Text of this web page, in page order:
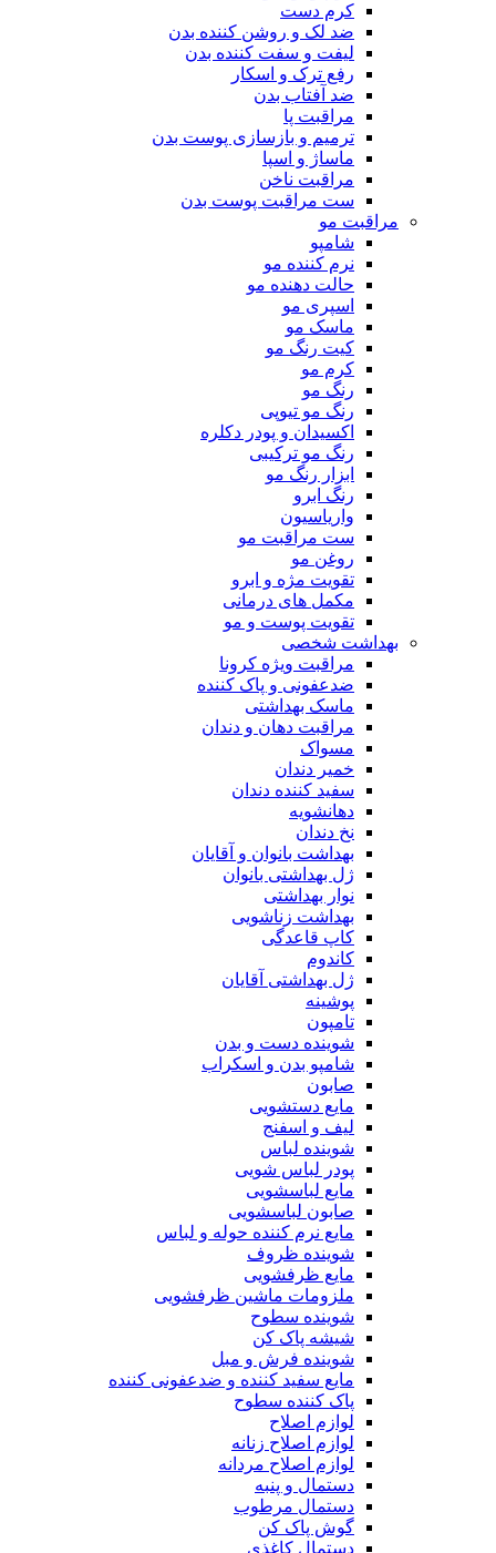
کرم دست
ضد لک و روشن کننده بدن
لیفت و سفت کننده بدن
رفع ترک و اسکار
ضد آفتاب بدن
مراقبت پا
ترمیم و بازسازی پوست بدن
ماساژ و اسپا
مراقبت ناخن
ست مراقبت پوست بدن
مراقبت مو
شامپو
نرم کننده مو
حالت دهنده مو
اسپری مو
ماسک مو
کیت رنگ مو
کرم مو
رنگ مو
رنگ مو تیوپی
اکسیدان و پودر دکلره
رنگ مو ترکیبی
ابزار رنگ مو
رنگ ابرو
واریاسیون
ست مراقبت مو
روغن مو
تقویت مژه و ابرو
مکمل های درمانی
تقویت پوست و مو
بهداشت شخصی
مراقبت ویژه کرونا
ضدعفونی و پاک کننده
ماسک بهداشتی
مراقبت دهان و دندان
مسواک
خمیر دندان
سفید کننده دندان
دهانشویه
نخ دندان
بهداشت بانوان و آقایان
ژل بهداشتی بانوان
نوار بهداشتی
بهداشت زناشویی
کاپ قاعدگی
کاندوم
ژل بهداشتی آقایان
پوشینه
تامپون
شوینده دست و بدن
شامپو بدن و اسکراب
صابون
مایع دستشویی
لیف و اسفنج
شوینده لباس
پودر لباس شویی
مایع لباسشویی
صابون لباسشویی
مایع نرم کننده حوله و لباس
شوینده ظروف
مایع ظرفشویی
ملزومات ماشین ظرفشویی
شوینده سطوح
شیشه پاک کن
شوینده فرش و مبل
مایع سفید کننده و ضدعفونی کننده
پاک کننده سطوح
لوازم اصلاح
لوازم اصلاح زنانه
لوازم اصلاح مردانه
دستمال و پنبه
دستمال مرطوب
گوش پاک کن
دستمال کاغذی